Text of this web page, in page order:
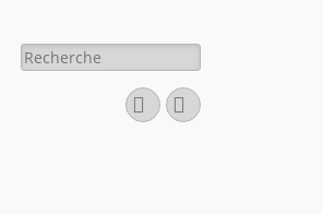
Rechercher :
Facebook
E-
mail